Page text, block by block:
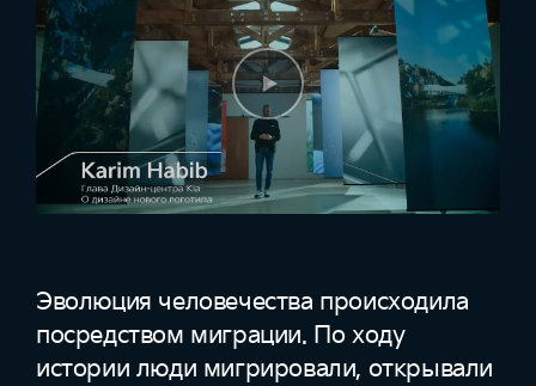
Эволюция человечества происходила
посредством миграции. По ходу
истории люди мигрировали, открывали